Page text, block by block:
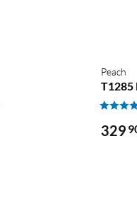
Peach
T1285
329